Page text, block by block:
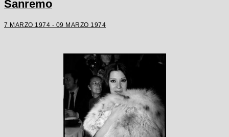
Sanremo
7 MARZO 1974 - 09 MARZO 1974